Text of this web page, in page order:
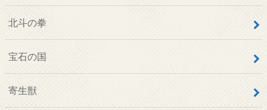
北斗の拳
宝石の国
寄生獣